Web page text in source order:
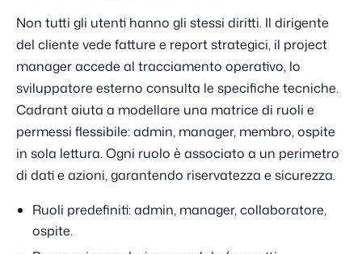
Non tutti gli utenti hanno gli stessi diritti. Il dirigente
del cliente vede fatture e report strategici, il project
manager accede al tracciamento operativo, lo
sviluppatore esterno consulta le specifiche tecniche.
Cadrant aiuta a modellare una matrice di ruoli e
permessi flessibile: admin, manager, membro, ospite
in sola lettura. Ogni ruolo è associato a un perimetro
di dati e azioni, garantendo riservatezza e sicurezza.
Ruoli predefiniti: admin, manager, collaboratore,
ospite.